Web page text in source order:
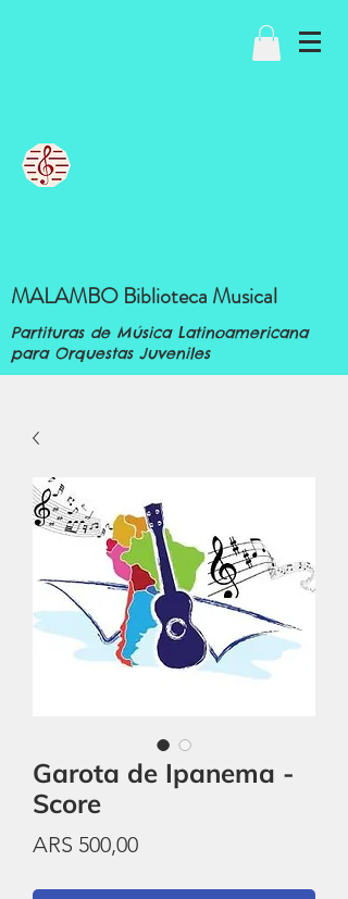
MALAMBO Biblioteca Musical
Partituras de Música Latinoamericana
para Orquestas Juveniles
Garota de Ipanema -
Score
ARS 500,00Price